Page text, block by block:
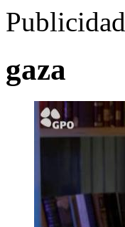
Publicidad
gaza